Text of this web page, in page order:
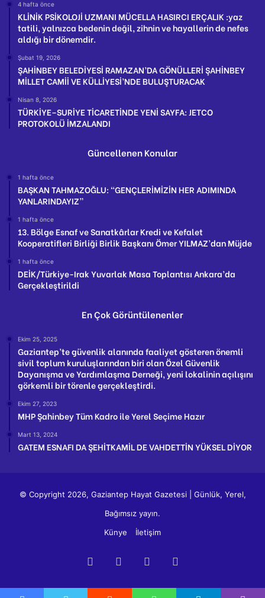
4 hafta önce
KLİNİK PSİKOLOJİ UZMANI MÜCELLA HASIRCI ERÇALIK :yaz
tatili, yalnızca bedenin değil, zihnin ve hayallerin de nefes
aldığı bir dönemdir.
Şubat 19, 2026
ŞAHİNBEY BELEDİYESİ RAMAZAN’DA GÖNÜLLERİ ŞAHİNBEY
MİLLET CAMİİ VE KÜLLİYESİ’NDE BULUŞTURACAK
Nisan 8, 2026
TÜRKİYE–SURİYE TİCARETİNDE YENİ SAYFA: JETCO
PROTOKOLÜ İMZALANDI
Güncellenen Konular
1 hafta önce
BAŞKAN TAHMAZOĞLU: “GENÇLERİMİZİN HER ADIMINDA
YANLARINDAYIZ”
1 hafta önce
13. Bölge Esnaf ve Sanatkârlar Kredi ve Kefalet
Kooperatifleri Birliği Birlik Başkanı Ömer YILMAZ’dan Müjde
1 hafta önce
DEİK/Türkiye-Irak Yuvarlak Masa Toplantısı Ankara’da
Gerçekleştirildi
En Çok Görüntülenenler
Ekim 25, 2025
Gaziantep’te güvenlik alanında faaliyet gösteren önemli
sivil toplum kuruluşlarından biri olan Özel Güvenlik
Dayanışma ve Yardımlaşma Derneği, yeni lokalinin açılışını
görkemli bir törenle gerçekleştirdi.
Ekim 27, 2023
MHP Şahinbey Tüm Kadro ile Yerel Seçime Hazır
Mart 13, 2024
GATEM ESNAFI DA ŞEHİTKAMİL DE VAHDETTİN YÜKSEL DİYOR
© Copyright 2026, Gaziantep Hayat Gazetesi | Günlük, Yerel,
Bağımsız yayın.
Künye
İletişim
FacebookTwitter YouTube